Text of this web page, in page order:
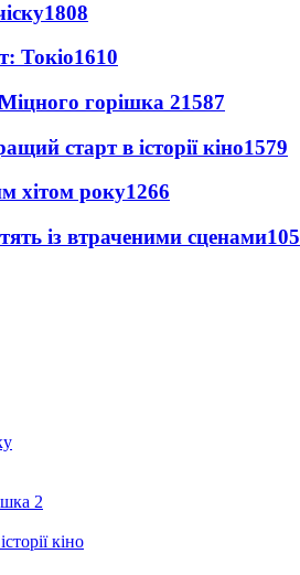
1808
Токіо1610
горішка 21587
старт в історії кіно1579
хітом року1266
із втраченими сценами105
2
кіно